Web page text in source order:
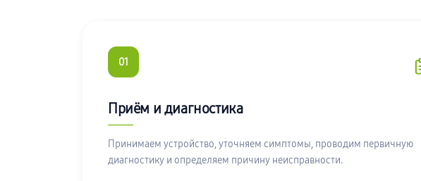
01
Приём и диагностика
Принимаем устройство, уточняем симптомы, проводим первичную
диагностику и определяем причину неисправности.